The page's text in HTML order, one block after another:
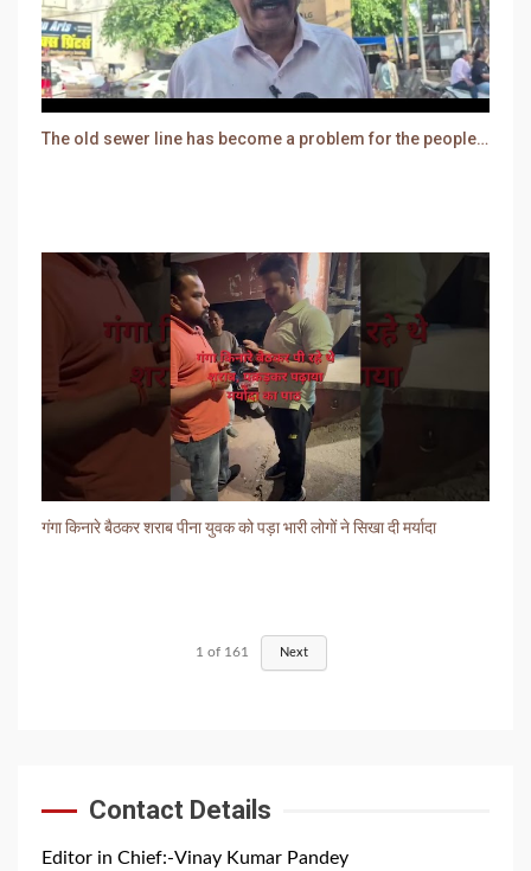
The old sewer line has become a problem for the people. Sewer water is entering people's houses.
गंगा किनारे बैठकर शराब पीना युवक को पड़ा भारी लोगों ने सिखा दी मर्यादा
1 of 161 Next
Contact Details
Editor in Chief:-Vinay Kumar Pandey